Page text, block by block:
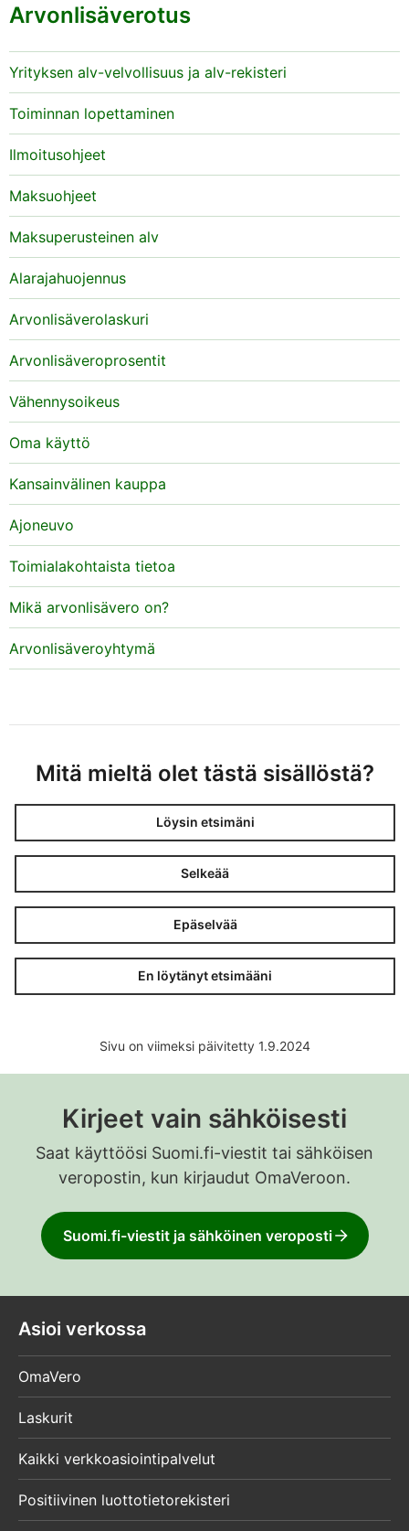
Arvonlisäverotus
Yrityksen alv-velvollisuus ja alv-rekisteri
Toiminnan lopettaminen
Ilmoitusohjeet
Maksuohjeet
Maksuperusteinen alv
Alarajahuojennus
Arvonlisäverolaskuri
Arvonlisäveroprosentit
Vähennysoikeus
Oma käyttö
Kansainvälinen kauppa
Ajoneuvo
Toimialakohtaista tietoa
Mikä arvonlisävero on?
Arvonlisäveroyhtymä
Mitä mieltä olet tästä sisällöstä?
Löysin etsimäni
Selkeää
Epäselvää
En löytänyt etsimääni
Sivu on viimeksi päivitetty 1.9.2024
Kirjeet vain sähköisesti
Saat käyttöösi Suomi.fi-viestit tai sähköisen
veropostin, kun kirjaudut OmaVeroon.
Suomi.fi-viestit ja sähköinen veroposti
Asioi verkossa
OmaVero
Laskurit
Kaikki verkkoasiointipalvelut
Positiivinen luottotietorekisteri